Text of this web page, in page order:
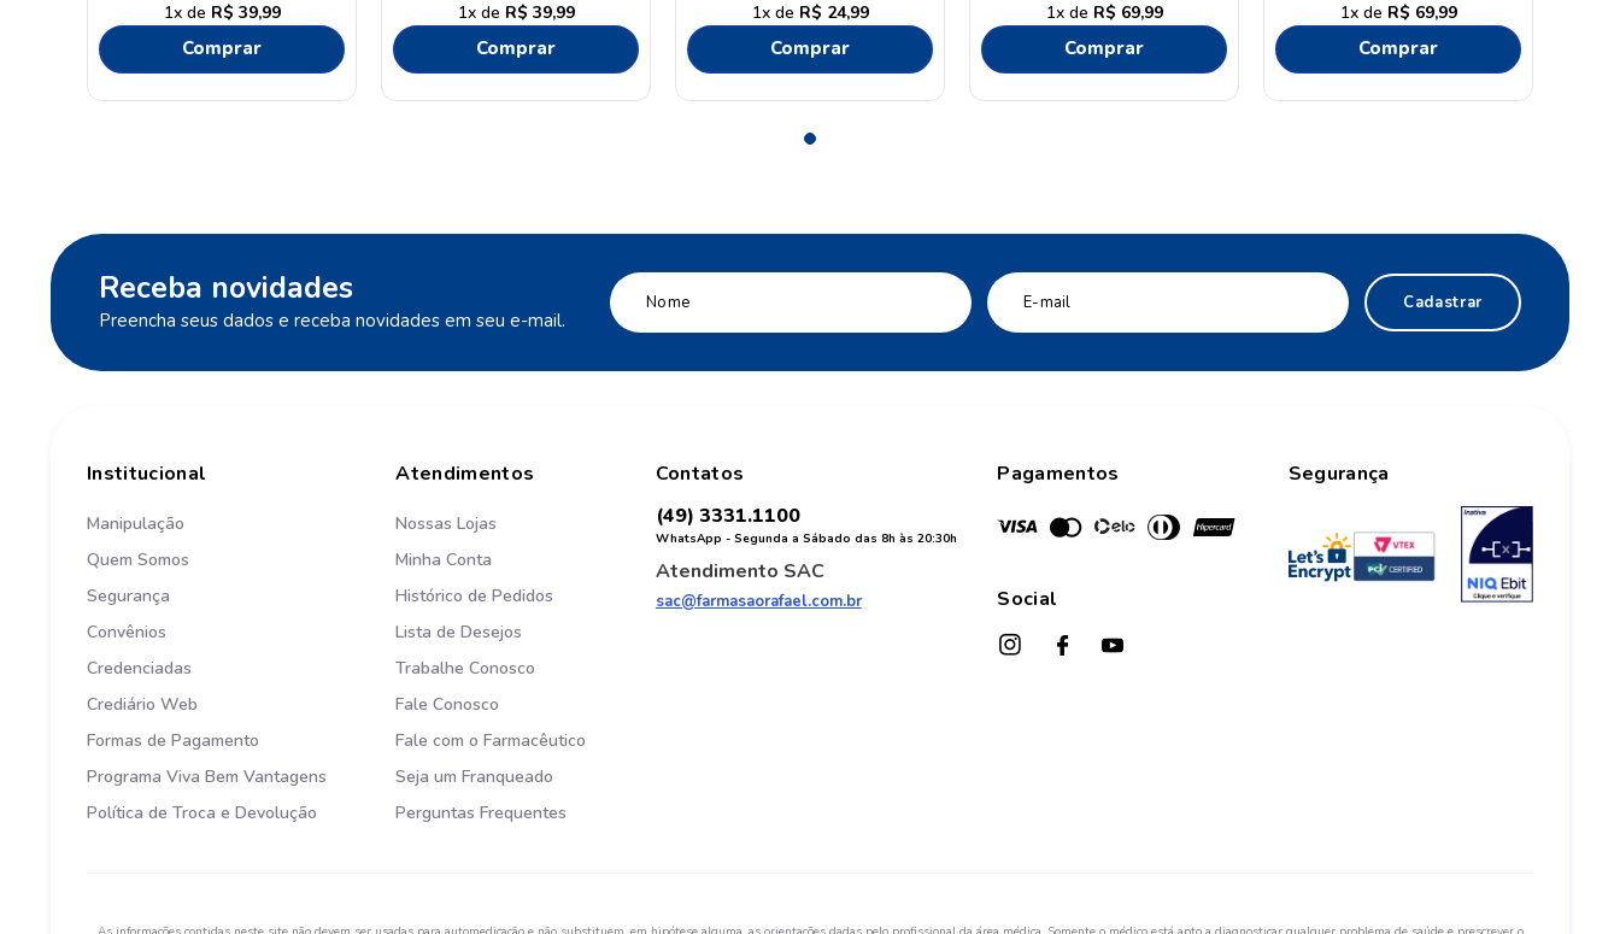
1 R$ 39,99
Comprar
1 R$ 39,99
Comprar
1 R$ 24,99
Comprar
1 R$ 69,99
Comprar
1 R$ 69,99
Comprar
Receba novidades
Preencha seus dados e receba novidades em seu e-mail.
Cadastrar
Institucional
Manipulação
Quem Somos
Segurança
Convênios
Credenciadas
Crediário Web
Formas de Pagamento
Programa Viva Bem Vantagens
Política de Troca e Devolução
Atendimentos
Nossas Lojas
Minha Conta
Histórico de Pedidos
Lista de Desejos
Trabalhe Conosco
Fale Conosco
Fale com o Farmacêutico
Seja um Franqueado
Perguntas Frequentes
Contatos
(49) 3331.1100
WhatsApp - Segunda a Sábado das 8h às 20:30h
Atendimento SAC
sac@farmasaorafael.com.br
Pagamentos
Social
Segurança